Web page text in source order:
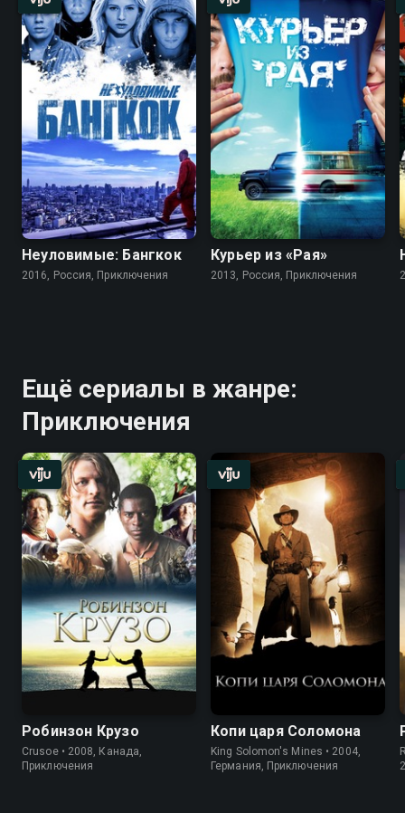
Неуловимые: Бангкок
2016, Россия, Приключения
Курьер из «Рая»
2013, Россия, Приключения
Ещё сериалы в жанре:
Приключения
Робинзон Крузо
Crusoe • 2008, Канада,
Приключения
Копи царя Соломона
King Solomon's Mines • 2004,
Германия, Приключения